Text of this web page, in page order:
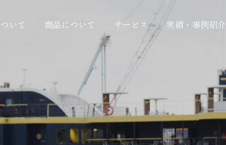
いて 商品について サービス 実績・事例紹介